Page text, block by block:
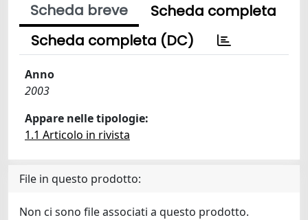
Scheda breve
Scheda completa
Scheda completa (DC)
Anno
2003
Appare nelle tipologie:
1.1 Articolo in rivista
File in questo prodotto:
Non ci sono file associati a questo prodotto.